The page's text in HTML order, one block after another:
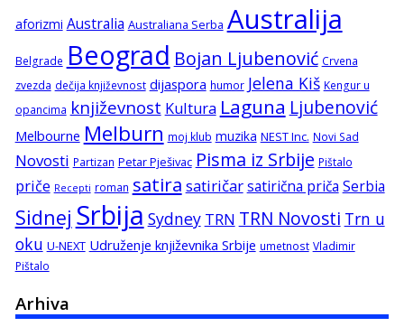
aforizmi Australia Australiana Serba Australija
Belgrade Beograd Bojan Ljubenović Crvena
zvezda dečija književnost dijaspora humor Jelena Kiš Kengur u
opancima književnost Kultura Laguna Ljubenović
Melbourne Melburn moj klub muzika NEST Inc. Novi Sad
Novosti Partizan Petar Pješivac Pisma iz Srbije Pištalo
priče Recepti roman satira satiričarsatirična priča Serbia
Sidnej Srbija Sydney TRN TRN Novosti Trn u
oku U-NEXT Udruženje književnika Srbije umetnost Vladimir
Pištalo
Arhiva